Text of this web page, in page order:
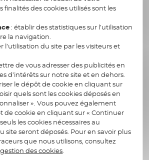
aux administrations un aperçu
publique où le
seulement un outil de
levier de transformation de la
La biométrie, couplée aux
redéfinit la manière dont
avec les services
n’est plus une simple
le pilier central des
en place correspond
attentes. Elle offre aux
nouvelle possibilité, plus simple
finalités des cookies utilisés sont les
: établir des statistiques sur l’utilisation
la navigation.
l’utilisation du site par les visiteurs et
de vous adresser des publicités en
d’intérêts sur notre site et en dehors.
le dépôt de cookie en cliquant sur
quels sont les cookies déposés en
». Vous pouvez également
de cookie en cliquant sur « Continuer
les cookies nécessaires au
seront déposés. Pour en savoir plus
que nous utilisons, consultez
des cookies